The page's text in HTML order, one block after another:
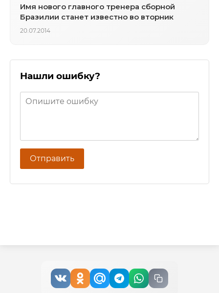
Имя нового главного тренера сборной
Бразилии станет известно во вторник
20.07.2014
Нашли ошибку?
Отправить